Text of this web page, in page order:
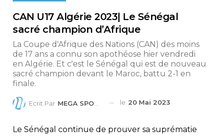
CAN U17 Algérie 2023| Le Sénégal
sacré champion d’Afrique
La Coupe d'Afrique des Nations (CAN) des moins
de 17 ans a connu son apothéose hier vendredi
en Algérie. Et c'est le Sénégal qui est de nouveau
sacré champion devant le Maroc, battu 2-1 en
finale.
Ecrit Par MEGA SPORTS le 20 Mai 2023
Le Sénégal continue de prouver sa suprématie